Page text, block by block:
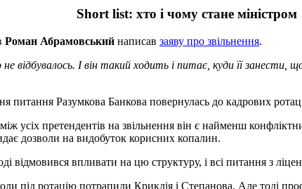
Short list: хто і чому стане міністром
Роман Абрамовський написав заяву про звільнення.
відбувалось. І він такий ходить і питає, куди її занести,
питання Разумкова Банкова повернулась до кадрових
усіх претендентів на звільнення він є найменш
дозволи на видобуток корисних копалин.
впливати на цю структуру, і всі питання з
під ротацію потрапили Криклія і Степанова. Але тоді